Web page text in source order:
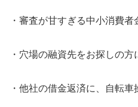
・審査が甘すぎる中小消費
・穴場の融資先をお探しの方
・他社の借金返済に、自転車